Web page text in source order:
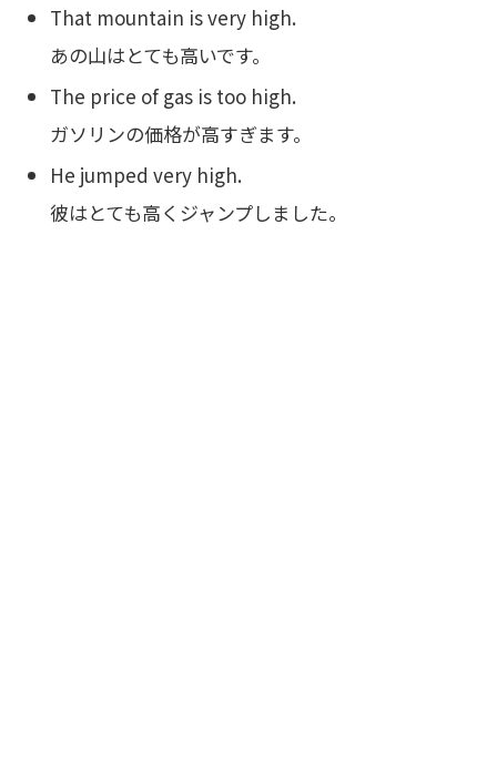
That mountain is very high.
あの山はとても高いです。
The price of gas is too high.
ガソリンの価格が高すぎます。
He jumped very high.
彼はとても高くジャンプしました。